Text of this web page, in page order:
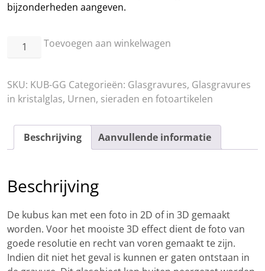
bijzonderheden aangeven.
Kubus
Toevoegen aan winkelwagen
SKU: KUB-GG Categorieën: Glasgravures, Glasgravures
in kristalglas, Urnen, sieraden en fotoartikelen
Beschrijving Aanvullende informatie
Beschrijving
De kubus kan met een foto in 2D of in 3D gemaakt
worden. Voor het mooiste 3D effect dient de foto van
goede resolutie en recht van voren gemaakt te zijn.
Indien dit niet het geval is kunnen er gaten ontstaan in